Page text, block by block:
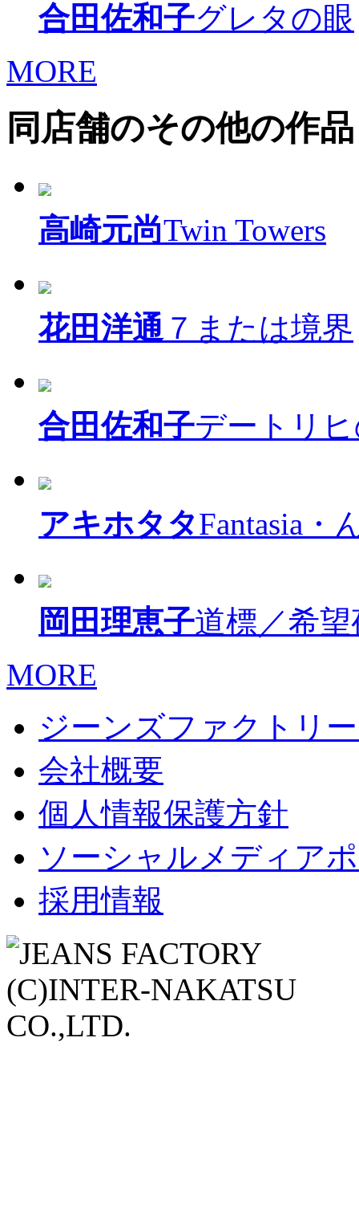
合田佐和子グレタの眼
MORE
同店舗のその他の作品
高崎元尚Twin Towers
花田洋通 ７または境界
合田佐和子デートリ
アキホタタFantasia・
岡田理恵子道標／希望
MORE
ジーンズファクトリ
会社概要
個人情報保護方針
ソーシャルメディア
採用情報